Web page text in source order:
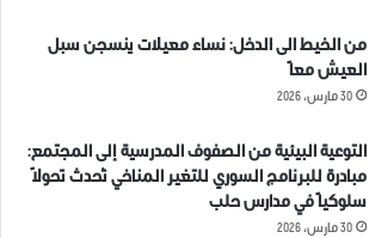
من الخيط الى الدخل: نساء معيلات ينسجن سبل
العيش معاً
30 مارس، 2026
التوعية البيئية من الصفوف المدرسية إلى المجتمع:
مبادرة للبرنامج السوري للتغير المناخي تُحدث تحولاً
سلوكياً في مدارس حلب
30 مارس، 2026